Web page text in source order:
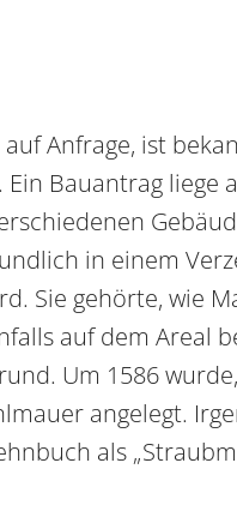
Anfrage, ist
Bauantrag liege
in einem
Sie gehörte, wie
auf dem Areal
Um 1586
angelegt.
als